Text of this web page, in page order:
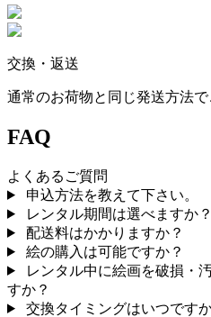
交換・返送
通常のお荷物と同じ発送方法で
FAQ
よくあるご質問
申込方法を教えて下さい。
レンタル期間は選べますか？
配送料はかかりますか？
絵の購入は可能ですか？
レンタル中に絵画を破損・
すか？
交換タイミングはいつです